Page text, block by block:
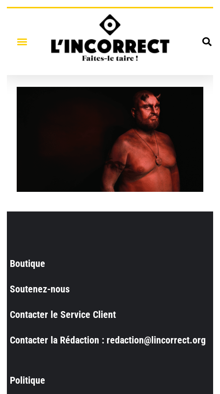
Boutique
Soutenez-nous
Contacter le Service Client
Contacter la Rédaction : redaction@lincorrect.org
Politique